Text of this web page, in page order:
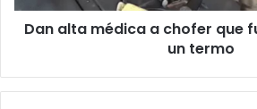
con
unDan alta médica a chofer que
un termo